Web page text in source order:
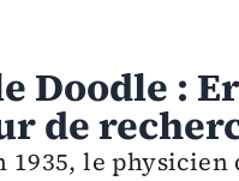
Doodle :
de
1935, le